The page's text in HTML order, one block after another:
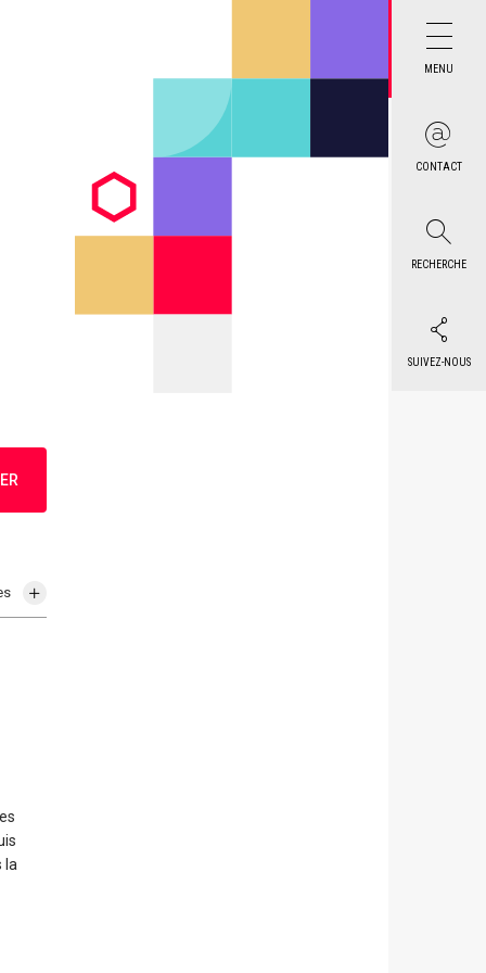
MENU
CONTACT
RECHERCHE
SUIVEZ-NOUS
la